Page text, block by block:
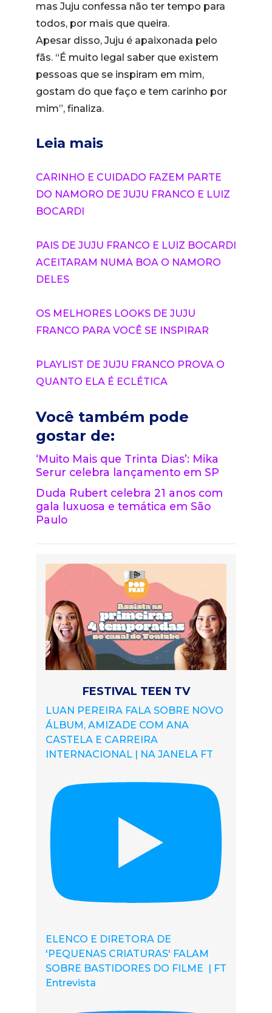
mas Juju confessa não ter tempo para
todos, por mais que queira.
Apesar disso, Juju é apaixonada pelo
fãs. “É muito legal saber que existem
pessoas que se inspiram em mim,
gostam do que faço e tem carinho por
mim”, finaliza.
Leia mais
CARINHO E CUIDADO FAZEM PARTE
DO NAMORO DE JUJU FRANCO E LUIZ
BOCARDI
PAIS DE JUJU FRANCO E LUIZ BOCARDI
ACEITARAM NUMA BOA O NAMORO
DELES
OS MELHORES LOOKS DE JUJU
FRANCO PARA VOCÊ SE INSPIRAR
PLAYLIST DE JUJU FRANCO PROVA O
QUANTO ELA É ECLÉTICA
Você também pode
gostar de:
‘Muito Mais que Trinta Dias’: Mika
Serur celebra lançamento em SP
Duda Rubert celebra 21 anos com
gala luxuosa e temática em São
Paulo
FESTIVAL TEEN TV
LUAN PEREIRA FALA SOBRE NOVO
ÁLBUM, AMIZADE COM ANA
CASTELA E CARREIRA
INTERNACIONAL | NA JANELA FT
ELENCO E DIRETORA DE
'PEQUENAS CRIATURAS' FALAM
SOBRE BASTIDORES DO FILME | FT
Entrevista